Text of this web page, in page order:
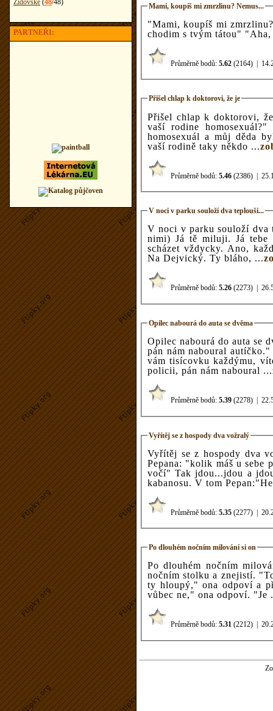
Židovské (48/48)
PARTNEŘI:
Mami, koupíš mi zmrzlinu? Nemus...
"Mami, koupíš mi zmrzlinu?" "Nemusíš mi říkat mami jenom
Průměrně bodů: 5.62 (2164)
Přišel chlap k doktorovi, že je
Přišel chlap k doktorovi, že je asi
vaší rodine homosexuál?" "Můj bratr je homosexuál, můj otec je
homosexuál a můj děda byl taky
vaší rodině taky někdo ...
Průměrně bodů: 5.46 (2386) |
V noci v parku souloží dva teplouši...
V noci v parku souloží dva
nimi) Já tě miluji. Já tebe
scházet vždycky. Ano,
Na Dejvický. Ty bláho, ...
Průměrně bodů: 5.26 (2273)
Opilec nabourá do auta se dvěma
Opilec nabourá do auta se
pán nám naboural
vám tisícovku každýmu,
policii, pán nám naboural ...
Průměrně bodů: 5.39 (2278)
Vyřítěj se z hospody dva vožralý
Vyřítěj se z hospody dva
Pepana: "kolik máš u sebe
vočí" Tak jdou...jdou a
kabanosu. V tom
Průměrně bodů: 5.35 (2277) |
Po dlouhém nočním milování si on
Po dlouhém nočním
nočním stolku a znejistí. "To je tvůj manžel?" nervózně se zeptá. "Ne,
ty hloupý," ona odpoví a
vůbec ne," ona odpoví. "Je
Průměrně bodů: 5.31 (2212)